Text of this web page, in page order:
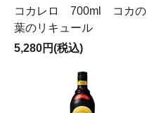
コカレロ 700ml コカの
葉のリキュール
5,280円(税込)